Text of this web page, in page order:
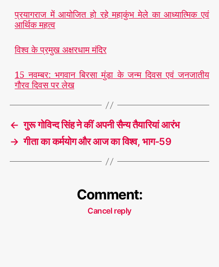
प्रयागराज में आयोजित हो रहे महाकुंभ मेले का आध्यात्मिक एवं
आर्थिक महत्व
विश्व के प्रमुख अक्षरधाम मंदिर
15 नवम्बर: भगवान बिरसा मुंडा के जन्म दिवस एवं जनजातीय
गौरव दिवस पर लेख
← गुरू गोविन्द सिंह ने कीं अपनी सैन्य तैयारियां आरंभ
→ गीता का कर्मयोग और आज का विश्व, भाग-59
Comment:
Cancel reply